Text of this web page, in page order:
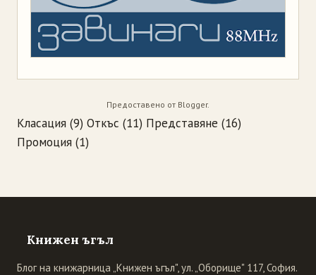
Предоставено от Blogger.
Класация (9) Откъс (11) Представяне (16)
Промоция (1)
Книжен ъгъл
Блог на книжарница „Книжен ъгъл", ул. „Оборище" 117, София.